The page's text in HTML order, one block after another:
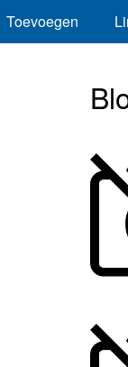
Toevoegen